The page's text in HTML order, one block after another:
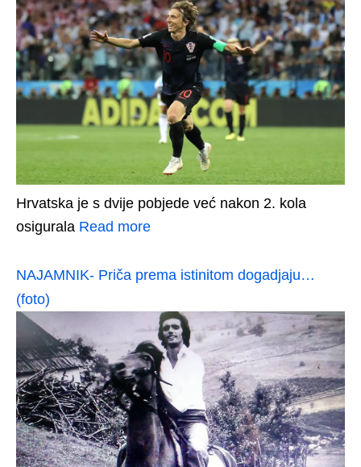
Hrvatska je s dvije pobjede već nakon 2. kola
osigurala Read more
NAJAMNIK- Priča prema istinitom dogadjaju…
(foto)